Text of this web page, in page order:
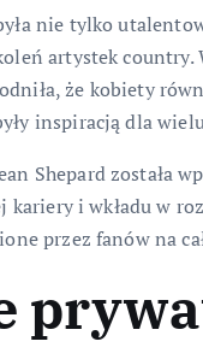
nie tylko
artystek country.
że kobiety
inspiracją dla
Shepard została
i wkładu w
przez fanów na